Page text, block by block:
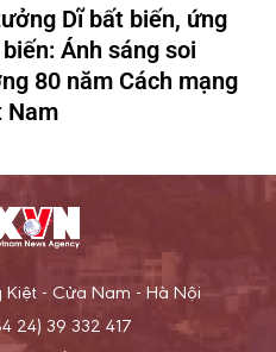
Dĩ bất biến, ứng
Ánh sáng soi
80 năm Cách mạng
Nam
Kiệt - Cửa Nam - Hà Nội
24) 39 332 417